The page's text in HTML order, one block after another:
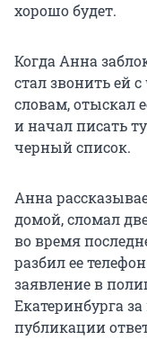
хорошо будет.
Когда Анна
стал звонить ей
словам, отыскал
и начал писать
черный список.
Анна
домой, сломал
во время
разбил ее
заявление в
Екатеринбурга
публикации